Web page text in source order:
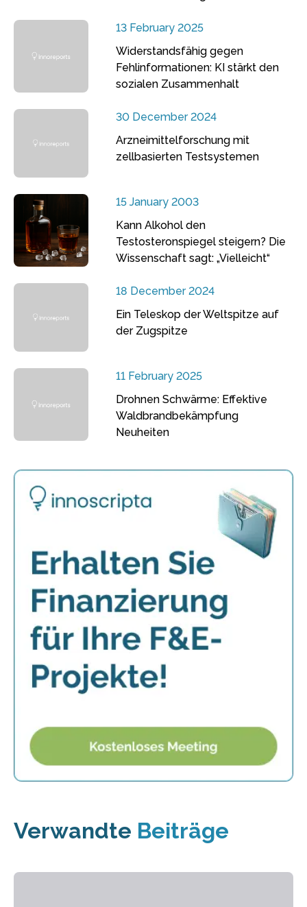
13 February 2025
Widerstandsfähig gegen
Fehlinformationen: KI stärkt den
sozialen Zusammenhalt
30 December 2024
Arzneimittelforschung mit
zellbasierten Testsystemen
15 January 2003
Kann Alkohol den
Testosteronspiegel steigern? Die
Wissenschaft sagt: „Vielleicht“
18 December 2024
Ein Teleskop der Weltspitze auf
der Zugspitze
11 February 2025
Drohnen Schwärme: Effektive
Waldbrandbekämpfung
Neuheiten
Verwandte Beiträge